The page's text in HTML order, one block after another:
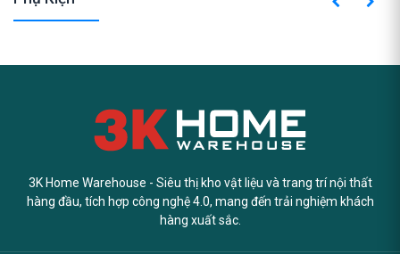
3K Home Warehouse - Siêu thị kho vật liệu và trang trí nội thất
hàng đầu, tích hợp công nghệ 4.0, mang đến trải nghiệm khách
hàng xuất sắc.